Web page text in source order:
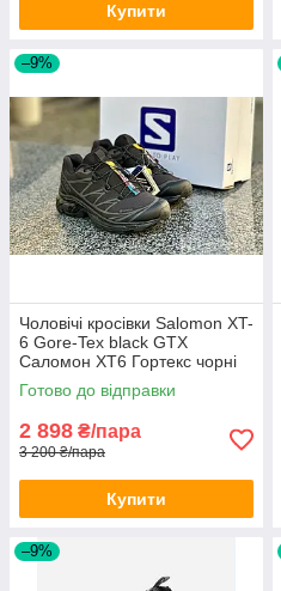
Купити
–9%
Чоловічі кросівки Salomon XT-
6 Gore-Tex black GTX
Саломон ХТ6 Гортекс чорні
водостійкі осінь весна
демісезон
Готово до відправки
2 898 ₴/пара
3 200 ₴/пара
Купити
–9%